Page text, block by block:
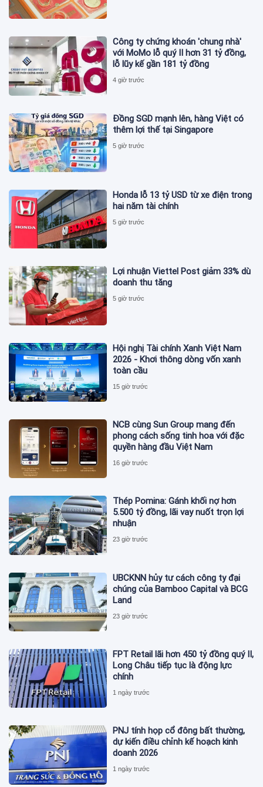
Công ty chứng khoán 'chung nhà'
với MoMo lỗ quý II hơn 31 tỷ đồng,
lỗ lũy kế gần 181 tỷ đồng
4 giờ trước
Đồng SGD mạnh lên, hàng Việt có
thêm lợi thế tại Singapore
5 giờ trước
Honda lỗ 13 tỷ USD từ xe điện trong
hai năm tài chính
5 giờ trước
Lợi nhuận Viettel Post giảm 33% dù
doanh thu tăng
5 giờ trước
Hội nghị Tài chính Xanh Việt Nam
2026 - Khơi thông dòng vốn xanh
toàn cầu
15 giờ trước
NCB cùng Sun Group mang đến
phong cách sống tinh hoa với đặc
quyền hàng đầu Việt Nam
16 giờ trước
Thép Pomina: Gánh khối nợ hơn
5.500 tỷ đồng, lãi vay nuốt trọn lợi
nhuận
23 giờ trước
UBCKNN hủy tư cách công ty đại
chúng của Bamboo Capital và BCG
Land
23 giờ trước
FPT Retail lãi hơn 450 tỷ đồng quý II,
Long Châu tiếp tục là động lực
chính
1 ngày trước
PNJ tính họp cổ đông bất thường,
dự kiến điều chỉnh kế hoạch kinh
doanh 2026
1 ngày trước